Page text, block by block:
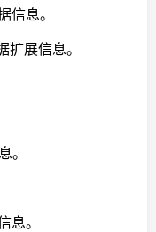
信息。
扩展信息。
。
息。